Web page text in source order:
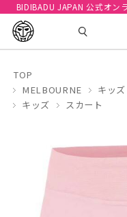
BIDIBADU JAPAN 公式オ
TOP
MELBOURNE
キッズ
キッズ
スカート